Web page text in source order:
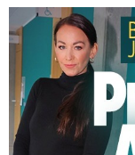
Brutální napadení